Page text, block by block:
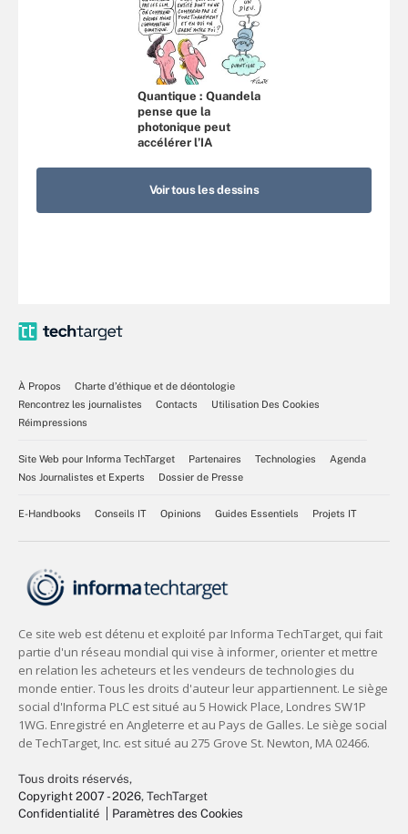
Quantique : Quandela
pense que la
photonique peut
accélérer l’IA
Voir tous les dessins
À Propos
Charte d’éthique et de déontologie
Rencontrez les journalistes
Contacts
Utilisation Des Cookies
Réimpressions
Site Web pour Informa TechTarget Partenaires Technologies
Agenda
Nos Journalistes et Experts
Dossier de Presse
E-Handbooks Conseils IT Opinions Guides Essentiels Projets IT
Tous droits réservés,
Copyright 2007 - 2026, TechTarget
Confidentialité
Paramètres des Cookies